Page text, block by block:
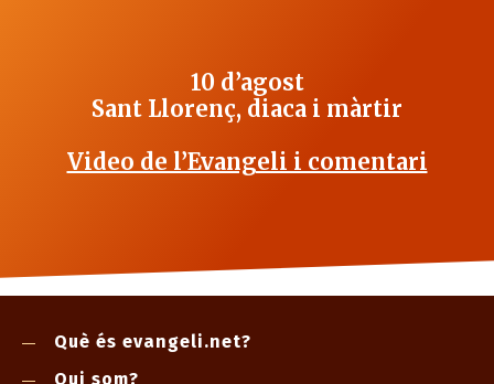
10 d’agost
Sant Llorenç, diaca i màrtir
Video de l’Evangeli i comentari
Què és evangeli.net?
Qui som?